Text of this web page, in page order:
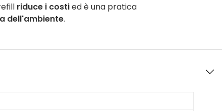
riduce i costied è una pratica
dell'ambiente.